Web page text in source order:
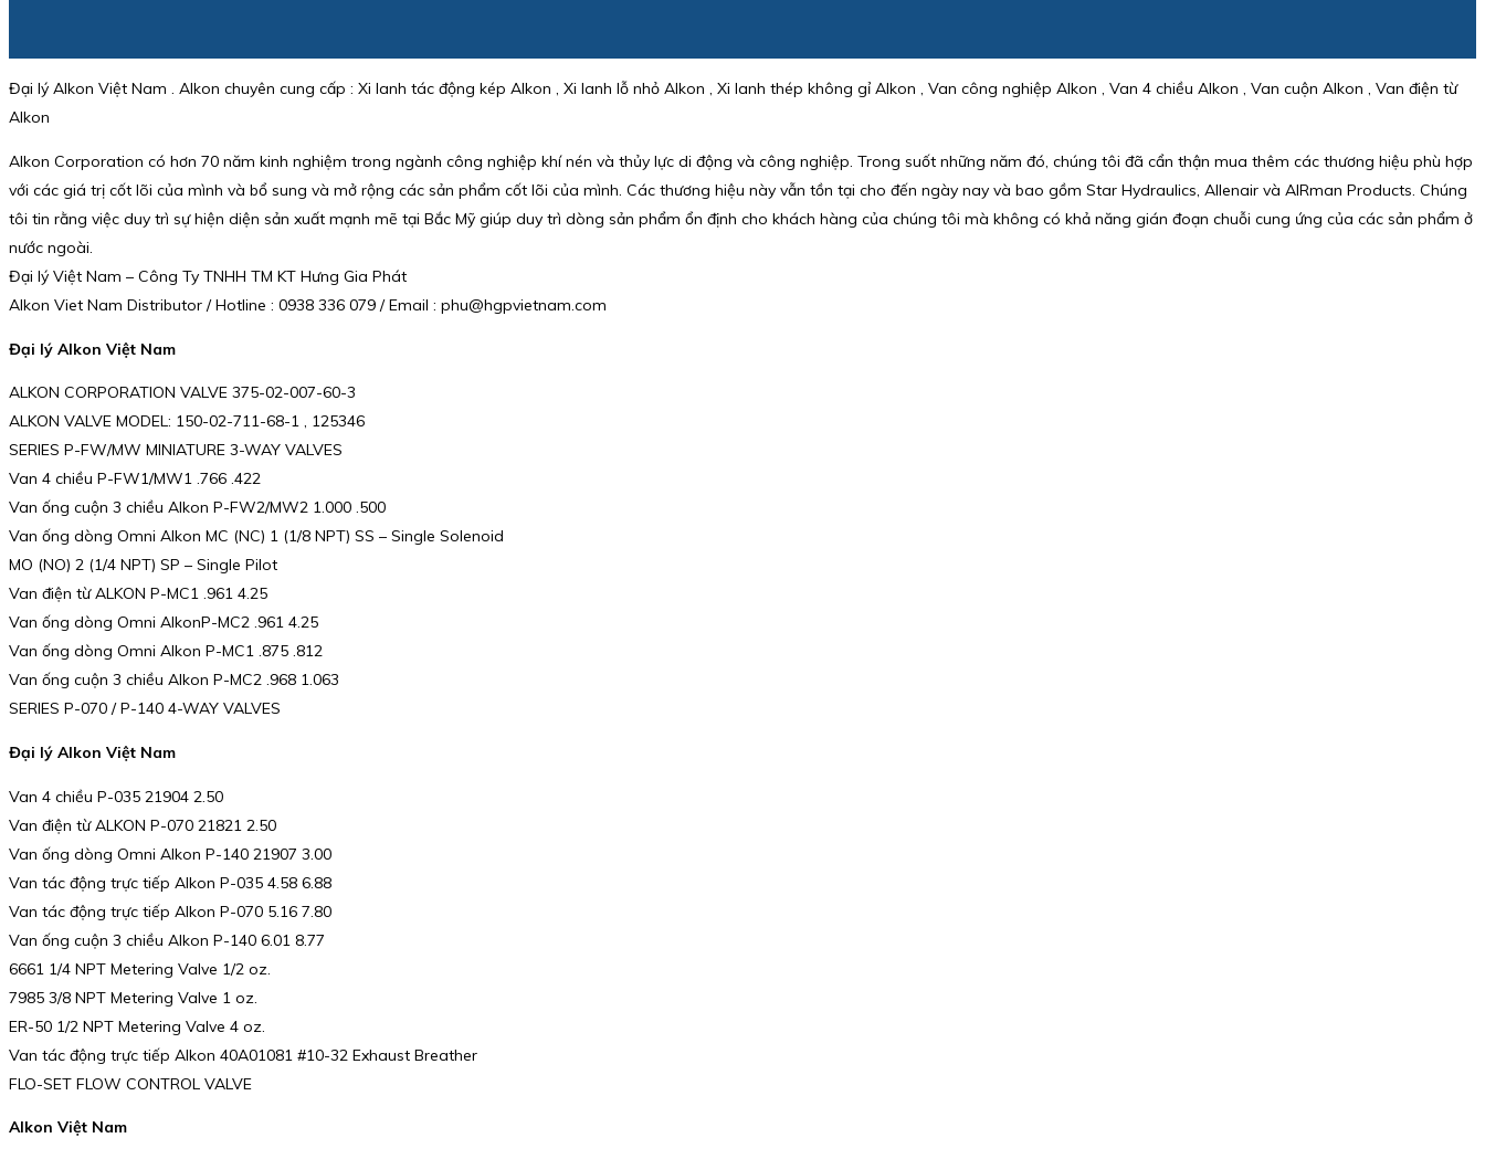
Đại lý Alkon Việt Nam . Alkon chuyên cung cấp : Xi lanh tác động kép Alkon , Xi lanh lỗ nhỏ Alkon , Xi lanh thép không gỉ Alkon , Van công nghiệp Alkon , Van 4 chiều Alkon , Van cuộn Alkon , Van điện từ
Alkon
Alkon Corporation có hơn 70 năm kinh nghiệm trong ngành công nghiệp khí nén và thủy lực di động và công nghiệp. Trong suốt những năm đó, chúng tôi đã cẩn thận mua thêm các thương hiệu phù hợp
với các giá trị cốt lõi của mình và bổ sung và mở rộng các sản phẩm cốt lõi của mình. Các thương hiệu này vẫn tồn tại cho đến ngày nay và bao gồm Star Hydraulics, Allenair và AIRman Products. Chúng
tôi tin rằng việc duy trì sự hiện diện sản xuất mạnh mẽ tại Bắc Mỹ giúp duy trì dòng sản phẩm ổn định cho khách hàng của chúng tôi mà không có khả năng gián đoạn chuỗi cung ứng của các sản phẩm ở
nước ngoài.
Đại lý Việt Nam – Công Ty TNHH TM KT Hưng Gia Phát
Alkon Viet Nam Distributor / Hotline : 0938 336 079 / Email : phu@hgpvietnam.com
Đại lý Alkon Việt Nam
ALKON CORPORATION VALVE 375-02-007-60-3
ALKON VALVE MODEL: 150-02-711-68-1 , 125346
SERIES P-FW/MW MINIATURE 3-WAY VALVES
Van 4 chiều P-FW1/MW1 .766 .422
Van ống cuộn 3 chiều Alkon P-FW2/MW2 1.000 .500
Van ống dòng Omni Alkon MC (NC) 1 (1/8 NPT) SS – Single Solenoid
MO (NO) 2 (1/4 NPT) SP – Single Pilot
Van điện từ ALKON P-MC1 .961 4.25
Van ống dòng Omni AlkonP-MC2 .961 4.25
Van ống dòng Omni Alkon P-MC1 .875 .812
Van ống cuộn 3 chiều Alkon P-MC2 .968 1.063
SERIES P-070 / P-140 4-WAY VALVES
Đại lý Alkon Việt Nam
Van 4 chiều P-035 21904 2.50
Van điện từ ALKON P-070 21821 2.50
Van ống dòng Omni Alkon P-140 21907 3.00
Van tác động trực tiếp Alkon P-035 4.58 6.88
Van tác động trực tiếp Alkon P-070 5.16 7.80
Van ống cuộn 3 chiều Alkon P-140 6.01 8.77
6661 1/4 NPT Metering Valve 1/2 oz.
7985 3/8 NPT Metering Valve 1 oz.
ER-50 1/2 NPT Metering Valve 4 oz.
Van tác động trực tiếp Alkon 40A01081 #10-32 Exhaust Breather
FLO-SET FLOW CONTROL VALVE
Alkon Việt Nam